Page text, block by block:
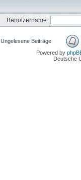
Benutzername:
Ungelesene Beiträge
Powered by
Deutsche